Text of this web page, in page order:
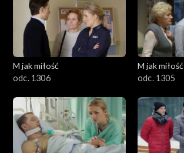
M jak miłość
odc. 1306
M jak miłość
odc. 1305